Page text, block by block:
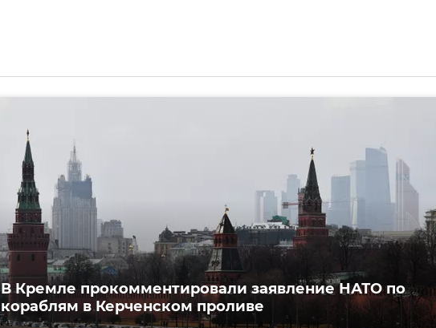
В Кремле прокомментировали заявление НАТО по
кораблям в Керченском проливе